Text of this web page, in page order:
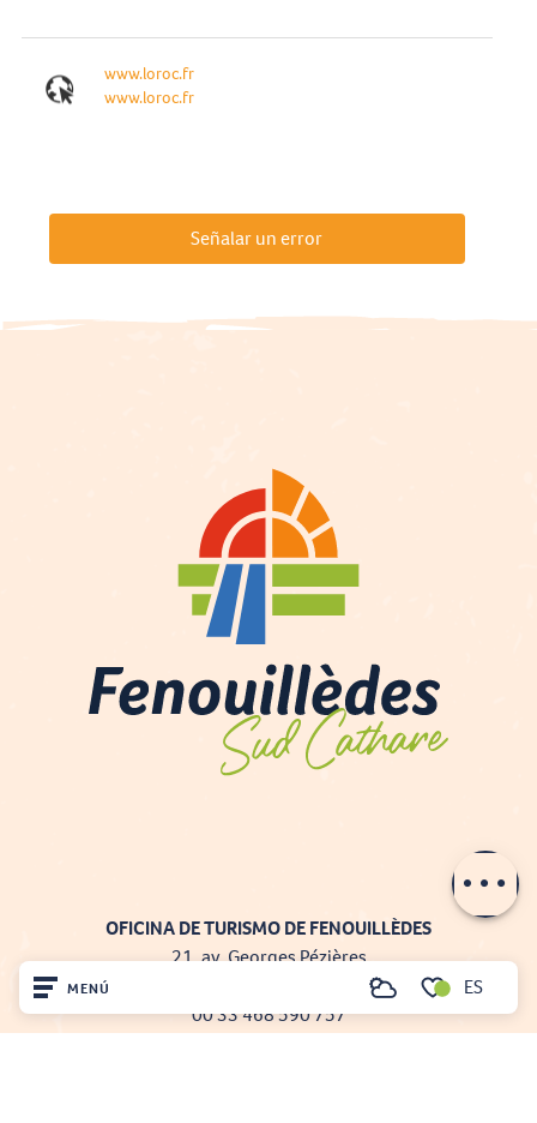
MENÚ
Voir les favoris
Buscar ES
www.loroc.fr
www.loroc.fr
Señalar un error
OFICINA DE TURISMO DE FENOUILLÈDES
21, av. Georges Pézières
66220 SAINT-PAUL-DE-FENOUILLET
00 33 468 590 757